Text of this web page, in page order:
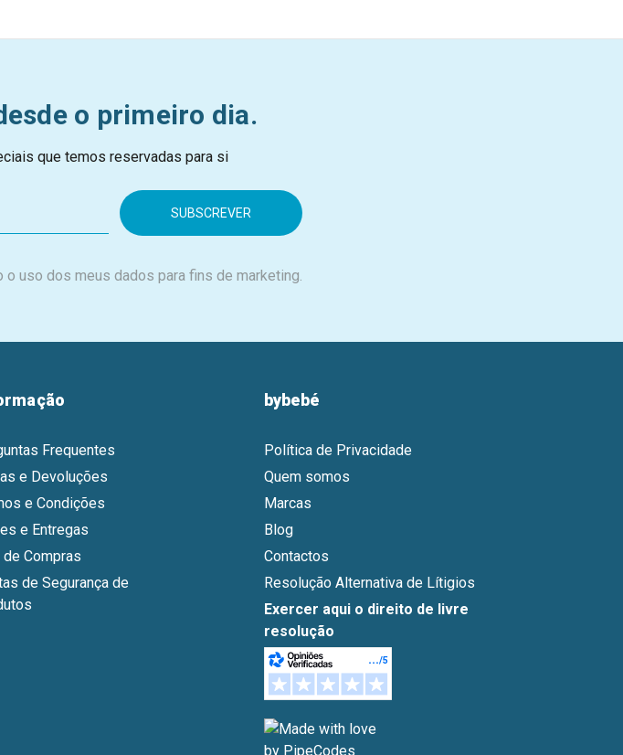
o primeiro dia.
que temos reservadas para si
o uso dos meus dados para fins de marketing.
Frequentes
e Devoluções
e Condições
e Entregas
de Compras
de Segurança de
bybebé
Política de Privacidade
Quem somos
Marcas
Blog
Contactos
Resolução Alternativa de Lítigios
Exercer aqui o direito de livre
resolução